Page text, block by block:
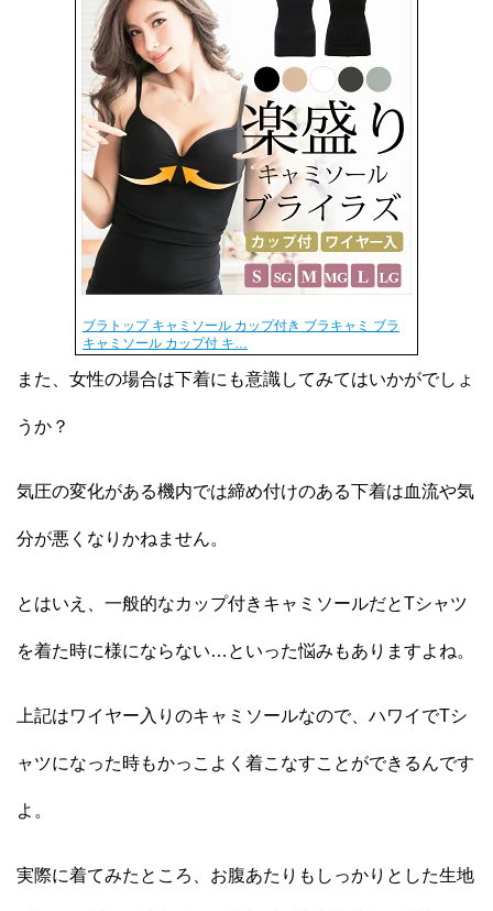
ブラトップ キャミソール カップ付き ブラキャミ ブラ
キャミソール カップ付 キ…
また、女性の場合は下着にも意識してみてはいかがでしょ
うか？
気圧の変化がある機内では締め付けのある下着は血流や気
分が悪くなりかねません。
とはいえ、一般的なカップ付きキャミソールだとTシャツ
を着た時に様にならない…といった悩みもありますよね。
上記はワイヤー入りのキャミソールなので、ハワイでTシ
ャツになった時もかっこよく着こなすことができるんです
よ。
実際に着てみたところ、お腹あたりもしっかりとした生地